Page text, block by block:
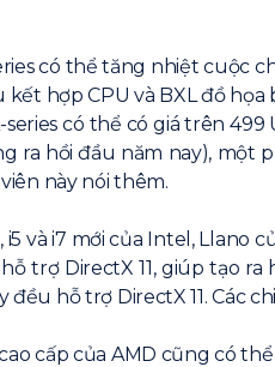
có thể tăng nhiệt cuộc
kết hợp CPU và BXL đồ
có thể có giá trên 499
ra hồi đầu năm nay), một
này nói thêm.
i5 và i7 mới của Intel, Llano
trợ DirectX 11, giúp tạo
hỗ trợ DirectX 11. Các
cấp của AMD cũng có